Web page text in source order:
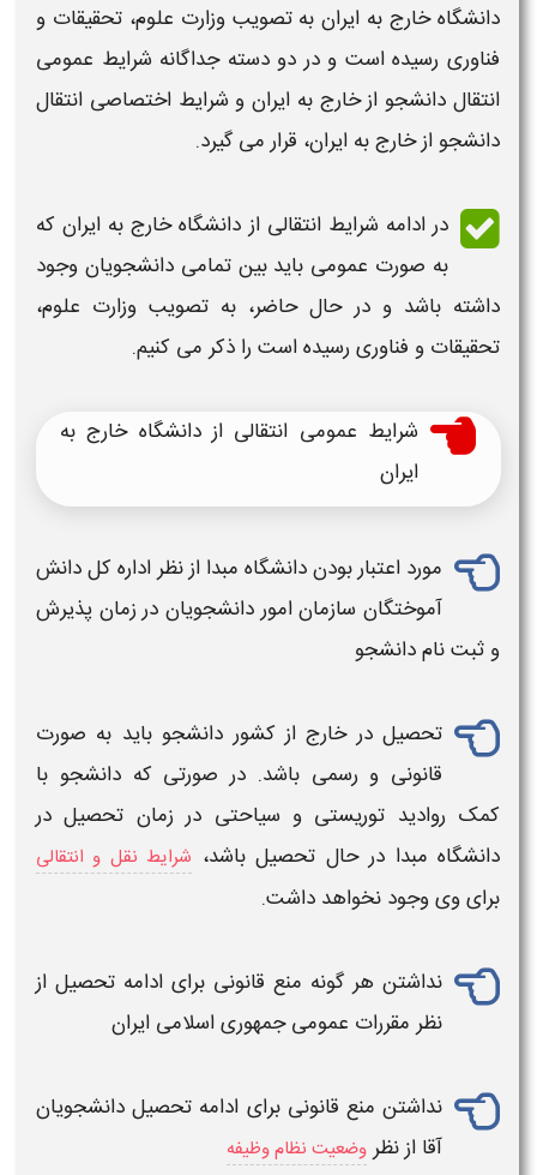
دانشگاه خارج به ایرانبه تصویب وزارت علوم، تحقیقات و
فناوری رسیده است و در دو دسته جداگانه شرایط عمومی
انتقال دانشجو از خارج به ایرانو شرایطاختصاصی انتقال
دانشجو از خارج به ایران، قرار می گیرد.
در ادامه شرایط انتقالی از دانشگاه خارج به ایرانکه
به صورت عمومی باید بین تمامی دانشجویان وجود
داشته باشد و در حال حاضر، به تصویب وزارت علوم،
تحقیقات و فناوری رسیده است را ذکر می کنیم.
شرایط عمومی انتقالی از دانشگاه خارج به
ایران
مورد اعتبار بودن دانشگاه مبدا از نظر اداره کل دانش
آموختگان سازمان اموردانشجویان در زمان پذیرش
و ثبت نامدانشجو
تحصیل در خارج از کشور دانشجو باید به صورت
قانونی و رسمی باشد. در صورتی کهدانشجو با
کمک روادید توریستی و سیاحتی در زمان تحصیل در
دانشگاه مبدا در حال تحصیل باشد، شرایط نقل و انتقالی
برای وی وجود نخواهد داشت.
نداشتن هر گونه منع قانونی برای ادامه تحصیل از
نظر مقررات عمومی جمهوری اسلامی ایران
نداشتن منع قانونی برای ادامه تحصیل دانشجویان
آقا از نظر وضعیت نظام وظیفه